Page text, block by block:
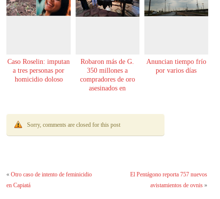
Caso Roselin: imputan
a tres personas por
homicidio doloso
Robaron más de G.
350 millones a
compradores de oro
asesinados en
Anuncian tiempo frío
por varios días
Sorry, comments are closed for this post
«Otro caso de intento de feminicidio
en Capiatá
El Pentágono reporta 757 nuevos
avistamientos de ovnis»